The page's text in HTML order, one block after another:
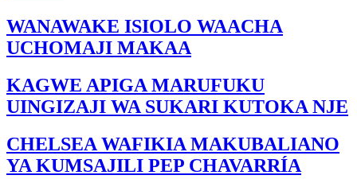
WANAWAKE ISIOLO WAACHA
UCHOMAJI MAKAA
KAGWE APIGA MARUFUKU
UINGIZAJI WA SUKARI KUTOKA NJE
CHELSEA WAFIKIA MAKUBALIANO
YA KUMSAJILI PEP CHAVARRÍA